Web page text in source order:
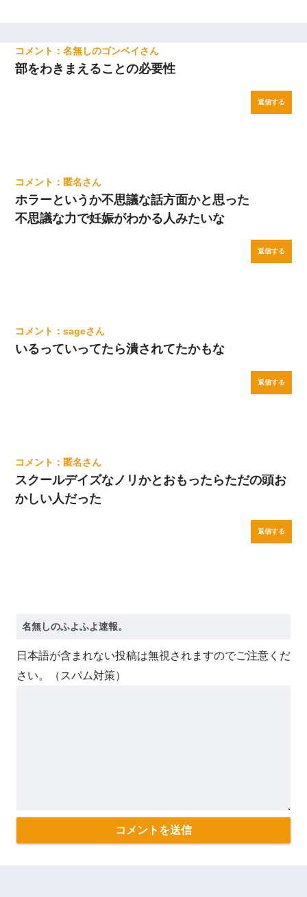
名無しのゴンベイ
部をわきまえることの必要性
返信する
匿名
ホラーというか不思議な話方面かと思った
不思議な力で妊娠がわかる人みたいな
返信する
sage
いるっていってたら潰されてたかもな
返信する
匿名
スクールデイズなノリかとおもったらただの頭お
かしい人だった
返信する
日本語が含まれない投稿は無視されますのでご注意くだ
さい。（スパム対策）